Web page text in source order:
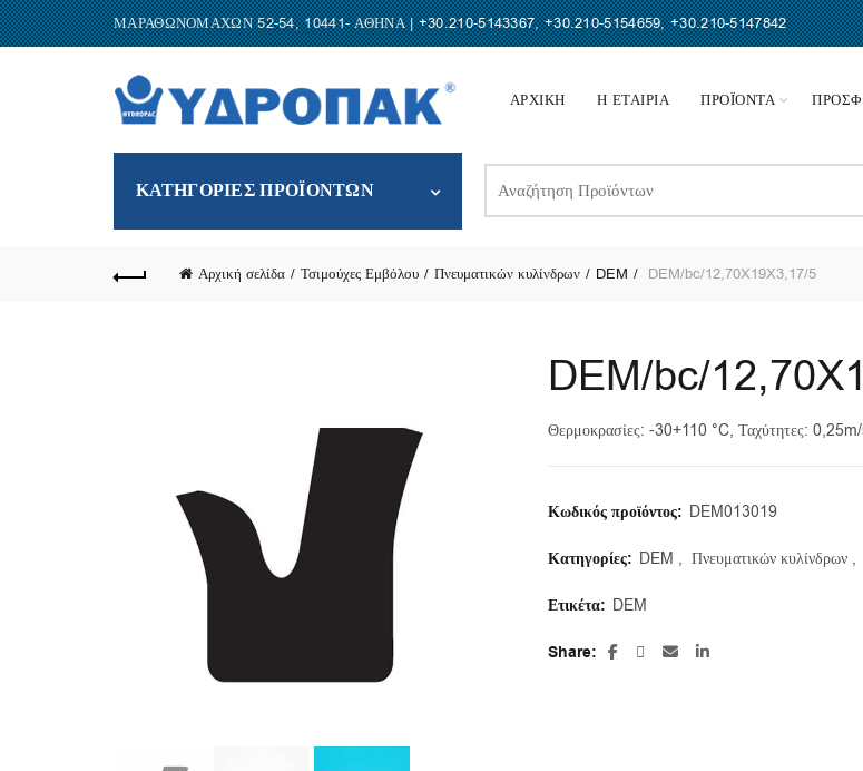
ΜΑΡΑΘΩΝΟΜΑΧΩΝ 52-54, 10441- ΑΘΗΝΑ |+30.210-5143367,+30.210-5154659,+30.210-5147842
ΑΡΧΙΚΗ Η ΕΤΑΙΡΙΑ ΠΡΟΪΟΝΤΑ
ΚΑΤΗΓΟΡΙΕΣ ΠΡΟΪΟΝΤΩΝ
for:
Αρχική σελίδα Τσιμούχες Εμβόλου Πνευματικών κυλίνδρων DEM DEM/bc/12,70X19X3,17/5
DEM/bc/
Θερμοκρασίες: -30+110 °C, Ταχύτητες:
Κωδικός προϊόντος: DEM013019
Κατηγορίες: DEM , Πνευματικών κυλίνδρων ,
Ετικέτα: DEM
Share